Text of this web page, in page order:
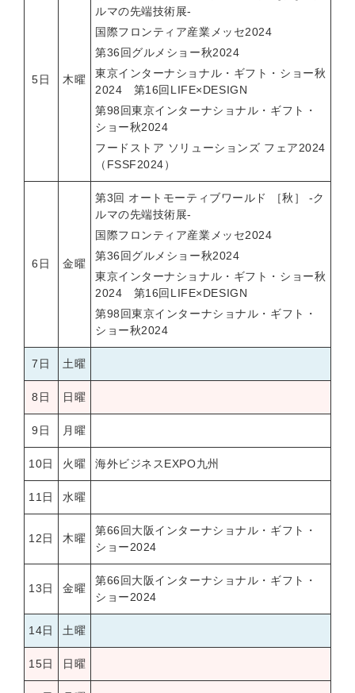
5日 木曜
ルマの先端技術展-
国際フロンティア産業メッセ2024
第36回グルメショー秋2024
東京インターナショナル・ギフト・ショー秋
2024 第16回LIFE×DESIGN
第98回東京インターナショナル・ギフト・
ショー秋2024
フードストア ソリューションズ フェア2024
（FSSF2024）
6日 金曜
第3回 オートモーティブワールド ［秋］ -ク
ルマの先端技術展-
国際フロンティア産業メッセ2024
第36回グルメショー秋2024
東京インターナショナル・ギフト・ショー秋
2024 第16回LIFE×DESIGN
第98回東京インターナショナル・ギフト・
ショー秋2024
7日 土曜
8日 日曜
9日 月曜
10日 火曜 海外ビジネスEXPO九州
11日 水曜
12日 木曜
第66回大阪インターナショナル・ギフト・
ショー2024
13日 金曜
第66回大阪インターナショナル・ギフト・
ショー2024
14日 土曜
15日 日曜